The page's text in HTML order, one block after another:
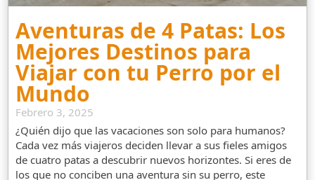
Aventuras de 4 Patas: Los
Mejores Destinos para
Viajar con tu Perro por el
Mundo
Febrero 3, 2025
¿Quién dijo que las vacaciones son solo para humanos?
Cada vez más viajeros deciden llevar a sus fieles amigos
de cuatro patas a descubrir nuevos horizontes. Si eres de
los que no conciben una aventura sin su perro, este